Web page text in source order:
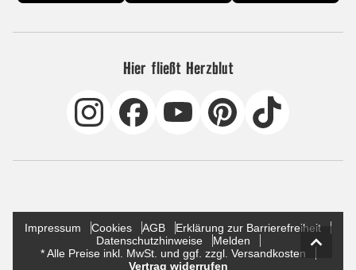
Hier fließt Herzblut
Impressum Cookies AGB
Erklärung zur Barrierefreiheit
Datenschutzhinweise
Melden
* Alle Preise inkl. MwSt. und ggf. zzgl. Versandkosten
Vertrag widerrufen